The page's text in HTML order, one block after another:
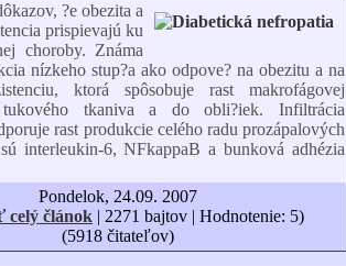
?e obezita a
prispievajú ku
choroby. Známa
nízkeho stup?a ako odpove? na obezitu a na
ktorá spôsobuje rast makrofágovej
tkaniva a do obli?iek. Infiltrácia
rast produkcie celého radu prozápalových
interleukin-6, NFkappaB a bunková adhézia
Pondelok, 24.09. 2007
celý článok | 2271 bajtov | Hodnotenie: 5)
(5918 čitateľov)